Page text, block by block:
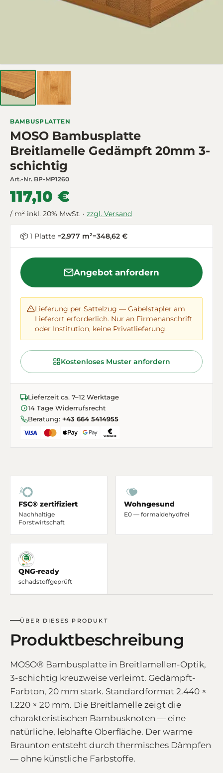
BAMBUSPLATTEN
MOSO Bambusplatte
Breitlamelle Gedämpft 20mm 3-
schichtig
Art.-Nr. BP-MP1260
117,10 €
/ m² inkl. 20% MwSt. · zzgl. Versand
📦 1 Platte =2,977 m²=348,62 €
Angebot anfordern
Lieferung per Sattelzug — Gabelstapler am
Lieferort erforderlich. Nur an Firmenanschrift
oder Institution, keine Privatlieferung.
Kostenloses Muster anfordern
Lieferzeit ca. 7–12 Werktage
14 Tage Widerrufsrecht
Beratung: +43 664 5414955
FSC® zertifiziert
Nachhaltige
Forstwirtschaft
Wohngesund
E0 — formaldehydfrei
QNG-ready
schadstoffgeprüft
ÜBER DIESES PRODUKT
Produktbeschreibung
MOSO® Bambusplatte in Breitlamellen-Optik,
3-schichtig kreuzweise verleimt. Gedämpft-
Farbton, 20 mm stark. Standardformat 2.440 ×
1.220 × 20 mm. Die Breitlamelle zeigt die
charakteristischen Bambusknoten — eine
natürliche, lebhafte Oberfläche. Der warme
Braunton entsteht durch thermisches Dämpfen
— ohne künstliche Farbstoffe.